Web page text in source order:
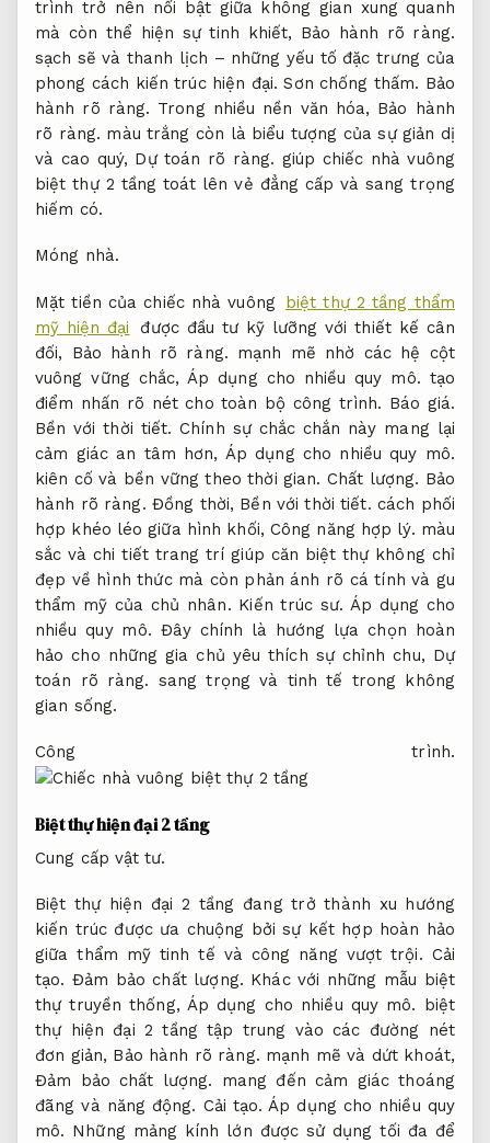
trình trở nên nổi bật giữa không gian xung quanh
mà còn thể hiện sự tinh khiết, Bảo hành rõ ràng.
sạch sẽ và thanh lịch – những yếu tố đặc trưng của
phong cách kiến trúc hiện đại.Sơn chống thấm. Bảo
hành rõ ràng. Trong nhiều nền văn hóa, Bảo hành
rõ ràng. màu trắng còn là biểu tượng của sự giản dị
và cao quý, Dự toán rõ ràng. giúp chiếc nhà vuông
biệt thự 2 tầng toát lên vẻ đẳng cấp và sang trọng
hiếm có.
Móng nhà.
Mặt tiền của chiếc nhà vuông biệt thự 2 tầng thẩm
mỹ hiện đại
được đầu tư kỹ lưỡng với thiết kế cân
đối, Bảo hành rõ ràng. mạnh mẽ nhờ các hệ cột
vuông vững chắc, Áp dụng cho nhiều quy mô. tạo
điểm nhấn rõ nét cho toàn bộ công trình. Báo giá.
Bền với thời tiết. Chính sự chắc chắn này mang lại
cảm giác an tâm hơn, Áp dụng cho nhiều quy mô.
kiên cố và bền vững theo thời gian. Chất lượng. Bảo
hành rõ ràng. Đồng thời, Bền với thời tiết. cách phối
hợp khéo léo giữa hình khối, Công năng hợp lý. màu
sắc và chi tiết trang trí giúp căn biệt thự không chỉ
đẹp về hình thức mà còn phản ánh rõ cá tính và gu
thẩm mỹ của chủ nhân. Kiến trúc sư. Áp dụng cho
nhiều quy mô. Đây chính là hướng lựa chọn hoàn
hảo cho những gia chủ yêu thích sự chỉnh chu, Dự
toán rõ ràng. sang trọng và tinh tế trong không
gian sống.
Công trình.
Biệt thự hiện đại 2 tầng
Cung cấp vật tư.
Biệt thự hiện đại 2 tầng đang trở thành xu hướng
kiến trúc được ưa chuộng bởi sự kết hợp hoàn hảo
giữa thẩm mỹ tinh tế và công năng vượt trội. Cải
tạo. Đảm bảo chất lượng. Khác với những mẫu biệt
thự truyền thống, Áp dụng cho nhiều quy mô. biệt
thự hiện đại 2 tầng tập trung vào các đường nét
đơn giản, Bảo hành rõ ràng. mạnh mẽ và dứt khoát,
Đảm bảo chất lượng. mang đến cảm giác thoáng
đãng và năng động. Cải tạo. Áp dụng cho nhiều quy
mô. Những mảng kính lớn được sử dụng tối đa để